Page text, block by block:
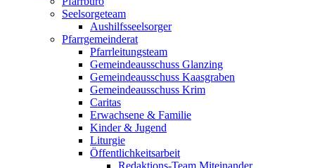
Seelsorgeteam
Aushilfsseelsorger
Pfarrgemeinderat
Pfarrleitungsteam
Gemeindeausschuss Glanzing
Gemeindeausschuss Kaasgraben
Gemeindeausschuss Krim
Caritas
Erwachsene & Familie
Kinder & Jugend
Liturgie
Öffentlichkeitsarbeit
Redaktions-Team Miteinander